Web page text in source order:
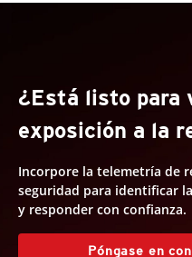
¿Está listo para
exposición a la
Incorpore la telemetría de
seguridad para identificar
y responder con confianza.
Póngase en
Products